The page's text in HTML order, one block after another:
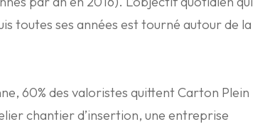
toutes ses années est tourné autour de la
60% des valoristes quittent Carton Plein
chantier d’insertion, une entreprise